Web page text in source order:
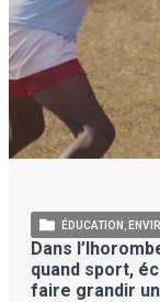
ÉDUCATION
Dans
quand sport,
faire grandir